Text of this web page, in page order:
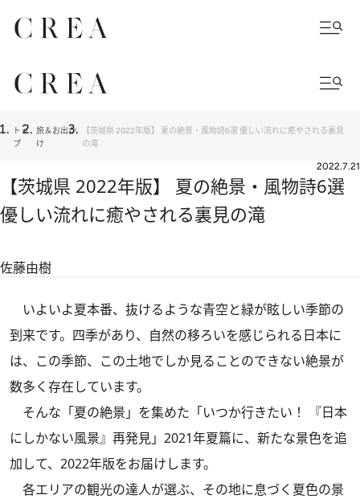
トッ
プ
旅＆お出か
け
【茨城県 2022年版】 夏の絶景・風物詩6選 優しい流れに癒やされる裏見
の滝
2022.7.21
【茨城県 2022年版】 夏の絶景・風物詩6選
優しい流れに癒やされる裏見の滝
佐藤由樹
いよいよ夏本番、抜けるような青空と緑が眩しい季節の
到来です。四季があり、自然の移ろいを感じられる日本に
は、この季節、この土地でしか見ることのできない絶景が
数多く存在しています。
そんな「夏の絶景」を集めた「いつか行きたい！ 『日本
にしかない風景』再発見」2021年夏篇に、新たな景色を追
加して、2022年版をお届けします。
各エリアの観光の達人が選ぶ、その地に息づく夏色の景